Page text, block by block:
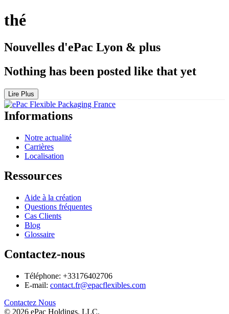
thé
Nouvelles d'ePac Lyon & plus
Nothing has been posted like that yet
Lire Plus
Informations
Notre actualité
Carrières
Localisation
Ressources
Aide à la création
Questions fréquentes
Cas Clients
Blog
Glossaire
Contactez-nous
Téléphone: +33176402706
E-mail: contact.fr@epacflexibles.com
facebook
youtube
linkedin
instagram
Contactez Nous
© 2026 ePac Holdings, LLC.